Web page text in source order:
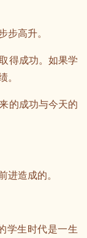
高升。
得成功。如果学
。
的成功与今天的
造成的。
生时代是一生